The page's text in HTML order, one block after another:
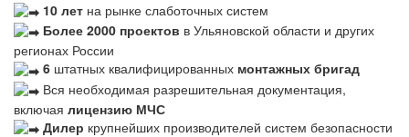
10 лет на рынке слаботочных систем
Более 2000 проектов в Ульяновской области и других
регионах России
6 штатных квалифицированных монтажных бригад
Вся необходимая разрешительная документация,
включая лицензию МЧС
Дилер крупнейших производителей систем безопасности